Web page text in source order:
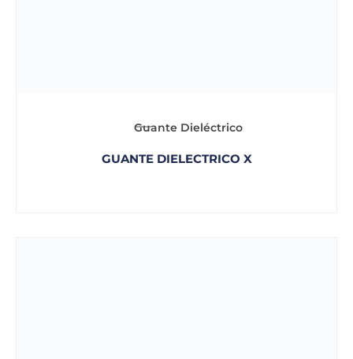
Guante Dieléctrico
GUANTE DIELECTRICO X